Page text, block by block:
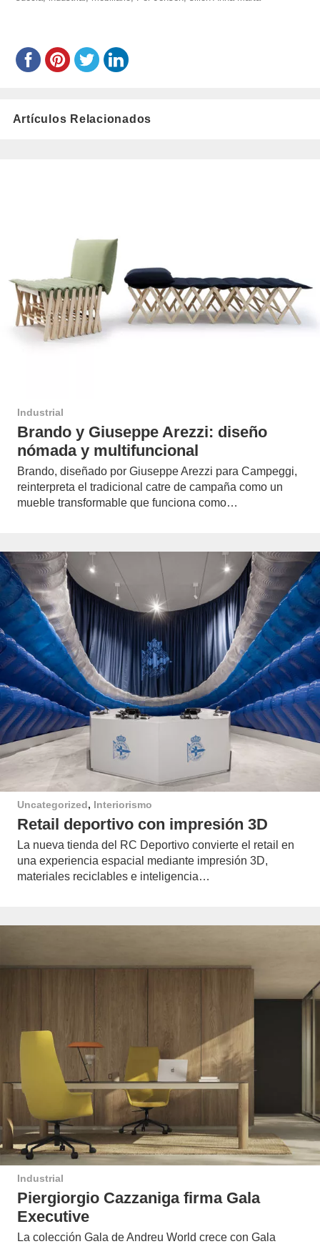
Artículos Relacionados
Industrial
Brando y Giuseppe Arezzi: diseño
nómada y multifuncional
Brando, diseñado por Giuseppe Arezzi para Campeggi,
reinterpreta el tradicional catre de campaña como un
mueble transformable que funciona como…
Uncategorized, Interiorismo
Retail deportivo con impresión 3D
La nueva tienda del RC Deportivo convierte el retail en
una experiencia espacial mediante impresión 3D,
materiales reciclables e inteligencia…
Industrial
Piergiorgio Cazzaniga firma Gala
Executive
La colección Gala de Andreu World crece con Gala